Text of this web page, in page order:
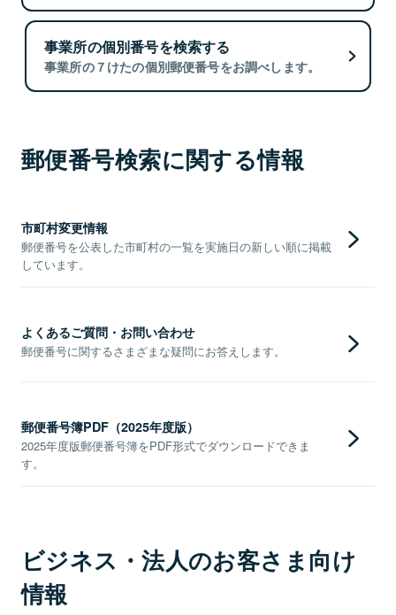
事業所の個別番号を検索する
事業所の７けたの個別郵便番号をお調べします。
郵便番号検索に関する情報
市町村変更情報
郵便番号を公表した市町村の一覧を実施日の新しい順に掲載
しています。
よくあるご質問・お問い合わせ
郵便番号に関するさまざまな疑問にお答えします。
郵便番号簿PDF（2025年度版）
2025年度版郵便番号簿をPDF形式でダウンロードできま
す。
ビジネス・法人のお客さま向け
情報